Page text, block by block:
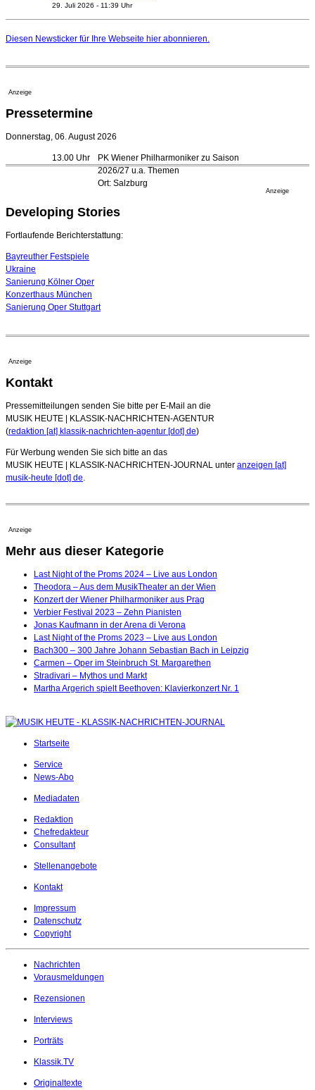
29. Juli 2026 - 11:39 Uhr
geht 2027
Kammerorchester Heilbronn: Chefdirigent Risto Joost
Opernhäuser gedenken vertriebener jüdischer
Ensemblemitglieder
Festspiele
17. Juli 2026 - 18:03 Uhr
16. Juli 2026 - 22:49 Uhr
Quatuor Ebène wird mit Bremer Musikfest-Preis
04. August 2026 - 13:30 Uhr
Diesen Newsticker für Ihre Webseite hier abonnieren.
Anzeige
Pressetermine
Donnerstag, 06. August 2026
13.00 Uhr
PK Wiener Philharmoniker zu Saison
2026/27 u.a. Themen
Ort: Salzburg
Anzeige
Developing Stories
Fortlaufende Berichterstattung:
Bayreuther Festspiele
Ukraine
Sanierung Kölner Oper
Konzerthaus München
Sanierung Oper Stuttgart
Anzeige
Kontakt
Pressemitteilungen senden Sie bitte per E-Mail an die
MUSIK HEUTE | KLASSIK-NACHRICHTEN-AGENTUR
(redaktion [at] klassik-nachrichten-agentur [dot] de)
Für Werbung wenden Sie sich bitte an das
MUSIK HEUTE | KLASSIK-NACHRICHTEN-JOURNAL unter anzeigen [at]
musik-heute [dot] de
Anzeige
Mehr aus dieser Kategorie
Last Night of the Proms 2024 – Live aus London
Theodora – Aus dem MusikTheater an der Wien
Konzert der Wiener Philharmoniker aus Prag
Verbier Festival 2023 – Zehn Pianisten
Jonas Kaufmann in der Arena di Verona
Last Night of the Proms 2023 – Live aus London
Bach300 – 300 Jahre Johann Sebastian Bach in Leipzig
Carmen – Oper im Steinbruch St. Margarethen
Stradivari – Mythos und Markt
Martha Argerich spielt Beethoven: Klavierkonzert Nr. 1
Startseite
Service
News-Abo
Mediadaten
Redaktion
Chefredakteur
Consultant
Stellenangebote
Kontakt
Impressum
Datenschutz
Copyright
Nachrichten
Vorausmeldungen
Rezensionen
Interviews
Porträts
Klassik.TV
Originaltexte